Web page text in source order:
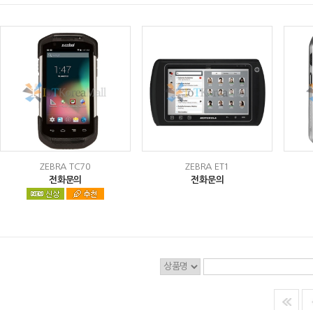
ZEBRA TC70
전화문의
ZEBRA ET1
전화문의